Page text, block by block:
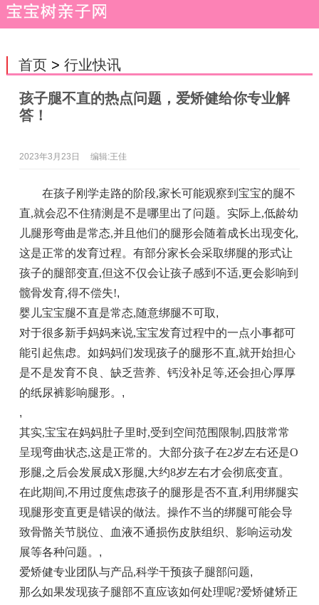
首页> 行业快讯
孩子腿不直的热点问题，爱矫健给你专业解
答！
2023年3月23日 编辑:王佳
在孩子刚学走路的阶段,家长可能观察到宝宝的腿不
直,就会忍不住猜测是不是哪里出了问题。实际上,低龄幼
儿腿形弯曲是常态,并且他们的腿形会随着成长出现变化,
这是正常的发育过程。有部分家长会采取绑腿的形式让
孩子的腿部变直,但这不仅会让孩子感到不适,更会影响到
髋骨发育,得不偿失!,
婴儿宝宝腿不直是常态,随意绑腿不可取,
对于很多新手妈妈来说,宝宝发育过程中的一点小事都可
能引起焦虑。如妈妈们发现孩子的腿形不直,就开始担心
是不是发育不良、缺乏营养、钙没补足等,还会担心厚厚
的纸尿裤影响腿形。 ,
,
其实,宝宝在妈妈肚子里时,受到空间范围限制,四肢常常
呈现弯曲状态,这是正常的。大部分孩子在2岁左右还是O
形腿,之后会发展成X形腿,大约8岁左右才会彻底变直。
在此期间,不用过度焦虑孩子的腿形是否不直,利用绑腿实
现腿形变直更是错误的做法。操作不当的绑腿可能会导
致骨骼关节脱位、血液不通损伤皮肤组织、影响运动发
展等各种问题。 ,
爱矫健专业团队与产品,科学干预孩子腿部问题,
那么如果发现孩子腿部不直应该如何处理呢?爱矫健矫正